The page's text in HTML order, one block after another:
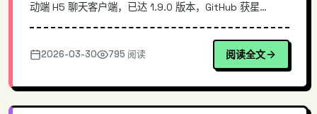
动端 H5 聊天客户端，已达 1.9.0 版本，GitHub 获星
+ TypeScript 构建，无需安装 APP 直接通过浏览器访问即
可与 AI 智能体实时交互。本文深入解析其技术架构、核心
实现原理及与同类工具的差异点，并提供实际部署示例。
2026-03-30 795 阅读 阅读全文